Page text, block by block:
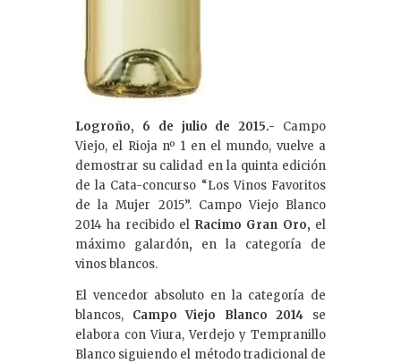
Logroño, 6 de julio de 2015.- Campo
Viejo, el Rioja nº 1 en el mundo, vuelve a
demostrar su calidad en la quinta edición
de la Cata-concurso “Los Vinos Favoritos
de la Mujer 2015”. Campo Viejo Blanco
2014 ha recibido el Racimo Gran Oro, el
máximo galardón, en la categoría de
vinos blancos.
El vencedor absoluto en la categoría de
blancos, Campo Viejo Blanco 2014 se
elabora con Viura, Verdejo y Tempranillo
Blanco siguiendo el método tradicional de